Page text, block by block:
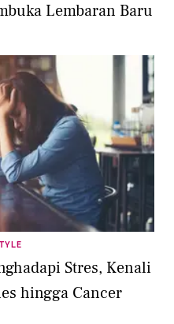
Lembaran Baru
Stres, Kenali
hingga Cancer